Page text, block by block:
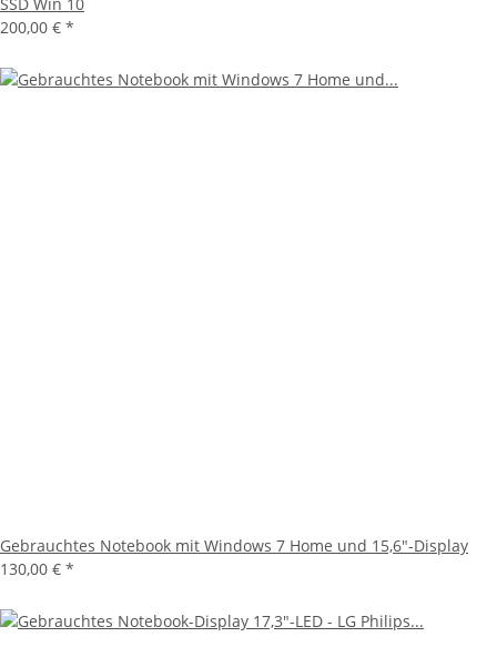
200,00 € *
Gebrauchtes Notebook mit Windows 7 Home und 15,6"-Display
130,00 € *